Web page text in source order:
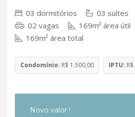
03 dormitórios 03 suítes
02 vagas
169m² área útil
169m² área total
Condomínio: R$ 1.500,00 IPTU:
Novo valor !